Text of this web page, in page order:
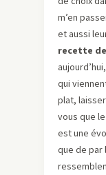
m’en
et aussi
recette
qui
plat,
vous que le
est une
que de par